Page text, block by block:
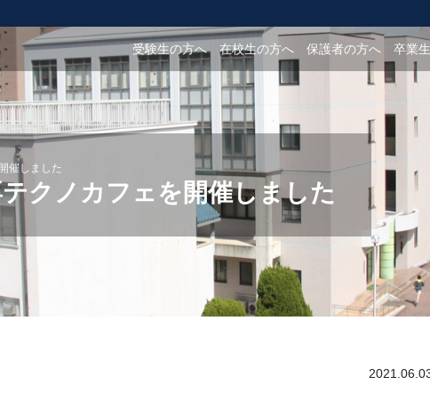
受験生の方へ 在校生の方へ 保護者の方へ 卒業
催しました
クノカフェを開催しました